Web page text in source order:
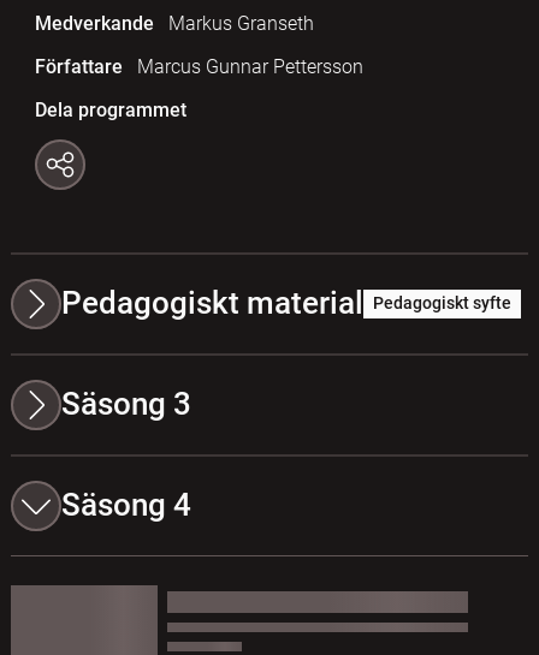
Medverkande
Markus Granseth
Författare
Marcus Gunnar Pettersson
Dela programmet
Pedagogiskt material Pedagogiskt syfte
Säsong 3
Säsong 4